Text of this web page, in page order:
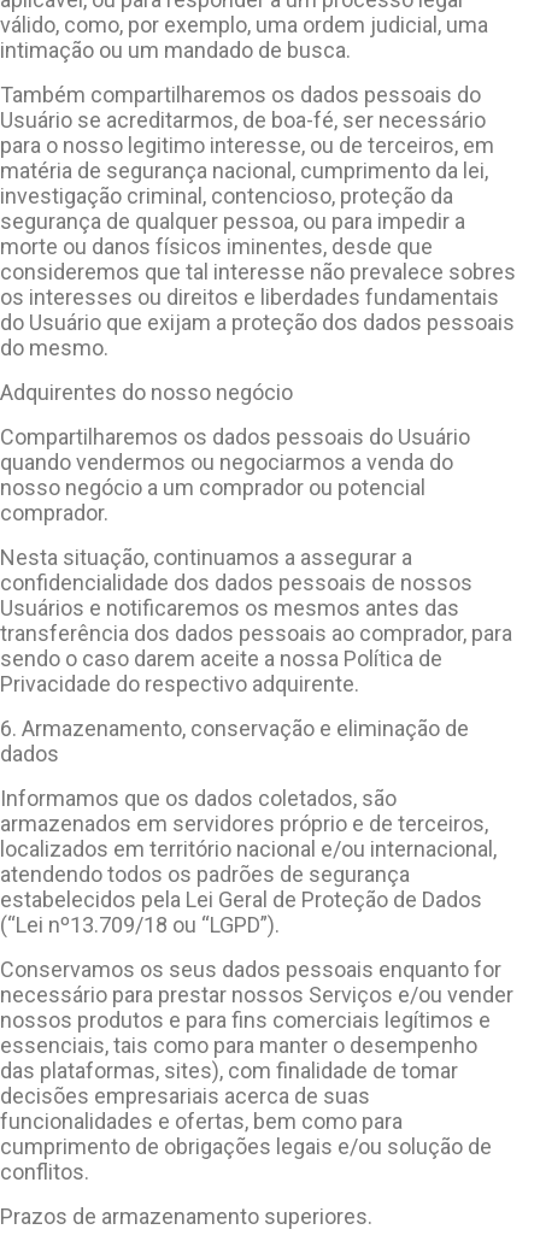
válido, como, por exemplo, uma ordem judicial, uma
intimação ou um mandado de busca.
Também compartilharemos os dados pessoais do
Usuário se acreditarmos, de boa-fé, ser necessário
para o nosso legitimo interesse, ou de terceiros, em
matéria de segurança nacional, cumprimento da lei,
investigação criminal, contencioso, proteção da
segurança de qualquer pessoa, ou para impedir a
morte ou danos físicos iminentes, desde que
consideremos que tal interesse não prevalece sobres
os interesses ou direitos e liberdades fundamentais
do Usuário que exijam a proteção dos dados pessoais
do mesmo.
Adquirentes do nosso negócio
Compartilharemos os dados pessoais do Usuário
quando vendermos ou negociarmos a venda do
nosso negócio a um comprador ou potencial
comprador.
Nesta situação, continuamos a assegurar a
confidencialidade dos dados pessoais de nossos
Usuários e notificaremos os mesmos antes das
transferência dos dados pessoais ao comprador, para
sendo o caso darem aceite a nossa Política de
Privacidade do respectivo adquirente.
6. Armazenamento, conservação e eliminação de
dados
Informamos que os dados coletados, são
armazenados em servidores próprio e de terceiros,
localizados em território nacional e/ou internacional,
atendendo todos os padrões de segurança
estabelecidos pela Lei Geral de Proteção de Dados
(“Lei nº13.709/18 ou “LGPD”).
Conservamos os seus dados pessoais enquanto for
necessário para prestar nossos Serviços e/ou vender
nossos produtos e para fins comerciais legítimos e
essenciais, tais como para manter o desempenho
das plataformas, sites), com finalidade de tomar
decisões empresariais acerca de suas
funcionalidades e ofertas, bem como para
cumprimento de obrigações legais e/ou solução de
conflitos.
Prazos de armazenamento superiores.